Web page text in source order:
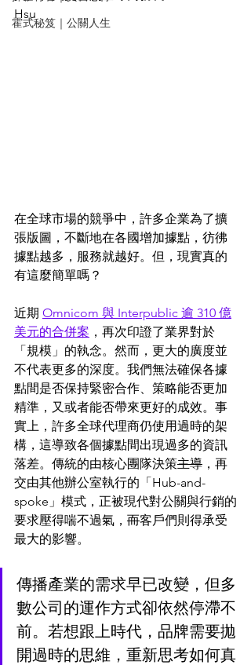
霍式秘笈｜公關人生
Hsu
在全球市場的競爭中，許多企業為了擴
張版圖，不斷地在各國增加據點，彷彿
據點越多，服務就越好。但，現實真的
有這麼簡單嗎？
近期 Omnicom 與 Interpublic 逾 310 億
美元的合併案 ，再次印證了業界對於
「規模」的執念。然而，更大的廣度並
不代表更多的深度。我們無法確保各據
點間是否保持緊密合作、策略能否更加
精準，又或者能否帶來更好的成效。事
實上，許多全球代理商仍使用過時的架
構，這導致各個據點間出現過多的資訊
落差。傳統的由核心團隊決策主導 ，再
交由其他辦公室執行的「Hub-and-
spoke」模式，正被現代對公關與行銷的
要求壓得喘不過氣， 而客戶們則得承受
最大的影響。
傳播產業的需求早已改變，但多
數公司的運作方式卻依然停滯不
前。若想跟上時代，品牌需要拋
開過時的思維，重新思考如何真